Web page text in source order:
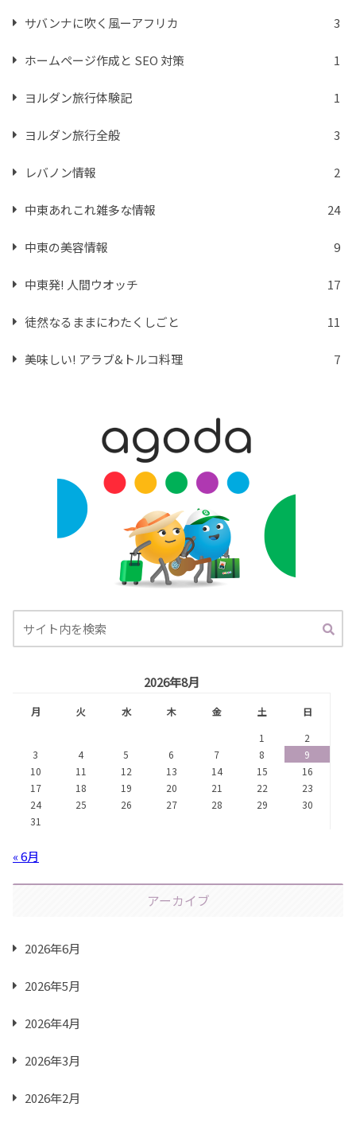
サバンナに吹く風ーアフリカ 3
ホームページ作成と SEO 対策 1
ヨルダン旅行体験記 1
ヨルダン旅行全般 3
レバノン情報 2
中東あれこれ雑多な情報 24
中東の美容情報 9
中東発! 人間ウオッチ 17
徒然なるままにわたくしごと 11
美味しい! アラブ&トルコ料理 7
2026年8月
月 火 水 木 金 土
日
1
2
3
4 5 6 7 8
9
10
11 12 13 14 15
16
17
18 19 20 21 22
23
24
25 26 27 28 29
30
31
« 6月
アーカイブ
2026年6月
2026年5月
2026年4月
2026年3月
2026年2月